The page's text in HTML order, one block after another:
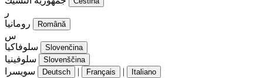
ر
رومانيا
Română
س
سلوفاكيا
Slovenčina
سلوفينيا Slovenščina
سويسرا Deutsch | Français | Italiano